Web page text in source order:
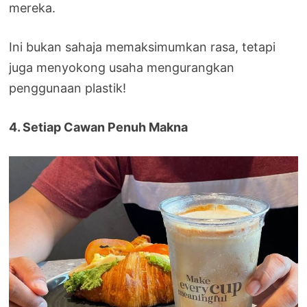
mereka.
Ini bukan sahaja memaksimumkan rasa, tetapi
juga menyokong usaha mengurangkan
penggunaan plastik!
4. Setiap Cawan Penuh Makna